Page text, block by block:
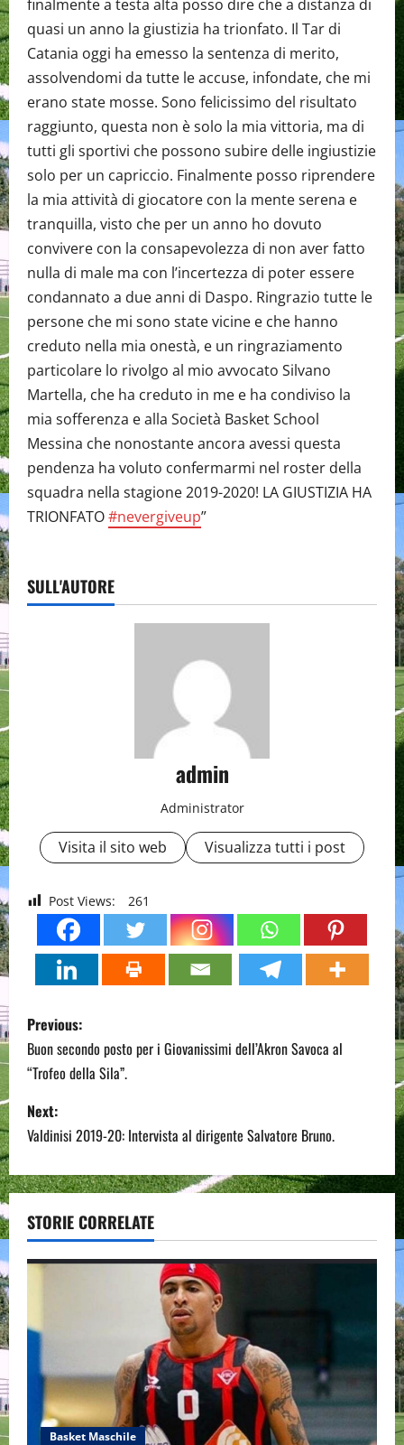
finalmente a testa alta posso dire che a distanza di
quasi un anno la giustizia ha trionfato. Il Tar di
Catania oggi ha emesso la sentenza di merito,
assolvendomi da tutte le accuse, infondate, che mi
erano state mosse. Sono felicissimo del risultato
raggiunto, questa non è solo la mia vittoria, ma di
tutti gli sportivi che possono subire delle ingiustizie
solo per un capriccio. Finalmente posso riprendere
la mia attività di giocatore con la mente serena e
tranquilla, visto che per un anno ho dovuto
convivere con la consapevolezza di non aver fatto
nulla di male ma con l’incertezza di poter essere
condannato a due anni di Daspo. Ringrazio tutte le
persone che mi sono state vicine e che hanno
creduto nella mia onestà, e un ringraziamento
particolare lo rivolgo al mio avvocato Silvano
Martella, che ha creduto in me e ha condiviso la
mia sofferenza e alla Società Basket School
Messina che nonostante ancora avessi questa
pendenza ha voluto confermarmi nel roster della
squadra nella stagione 2019-2020! LA GIUSTIZIA HA
TRIONFATO#nevergiveup”
SULL'AUTORE
admin
Administrator
Visita il sito web Visualizza tutti i post
Post Views: 261
P
o
s
t
n
a
v
g
Previous:
Buon secondo posto per i Giovanissimi dell’Akron Savoca al
“Trofeo della Sila”.
Next:
Valdinisi 2019-20: Intervista al dirigente Salvatore Bruno.
STORIE CORRELATE
Basket Maschile